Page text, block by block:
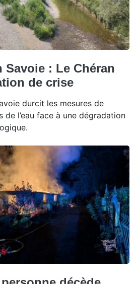
Savoie : Le Chéran
de crise
durcit les mesures de
de l’eau face à une dégradation